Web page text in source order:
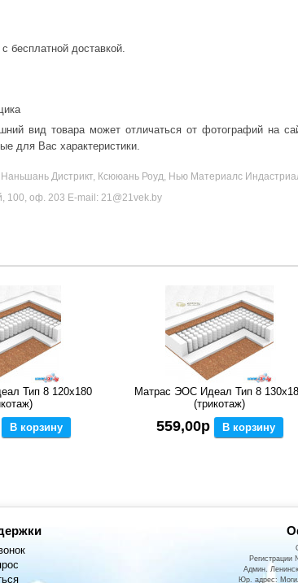
бесплатной доставкой.
вид товара может отличаться от фотографий на
для Вас характеристики.
Наньшань Дистрикт, Ксююань Роуд, Нью Материалс
100, оф. 203 E-mail: 21@21vek.by
Тип 8 120x180
В корзину
Матрас ЭОС Идеал Тип 8
(трикотаж)
559,00р В корзину
Регистрации
Админ.
Юр. адрес: